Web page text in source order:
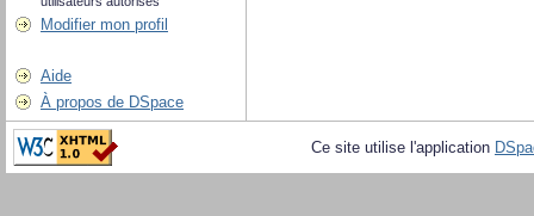
Modifier mon profil
Aide
À propos de DSpace
Ce site utilise l'application